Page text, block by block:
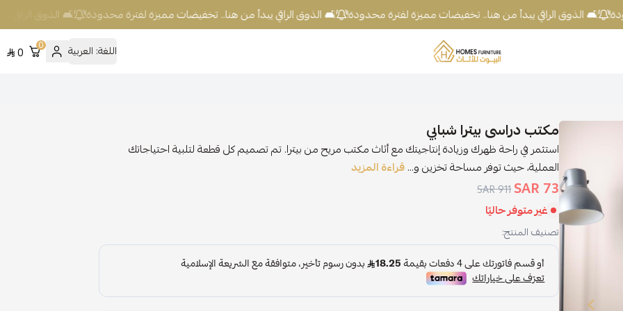
🛋️ الذوق الراقي يبدأ من هنا.. تخفيضات مميزة لفترة محدودة! 🛋️ الذوق الراقي يبدأ من هنا.. تخفيضات مميزة لفترة محدودة! 🛋️ الذوق الراقي
شركة البيوت للأثاث اللغة: العربية 0
0
مكتب دراسى بيترا شبابي
استثمر في راحة ظهرك وزيادة إنتاجيتك مع أثاث مكتب مريح من بيترا. تم تصميم كل قطعة لتلبية احتياجاتك
العملية، حيث توفر مساحة تخزين و...قراءة المزيد
73 SAR
911 SAR
غير متوفر حاليًا
تصنيف المنتج: